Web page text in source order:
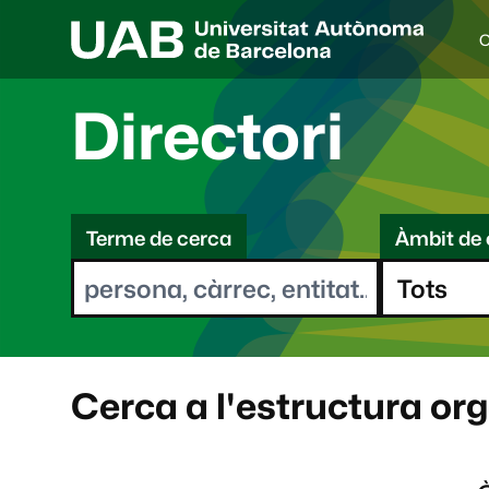
I
d
i
a
e
l
e
o
t
Directori
C
eTerme de cerca Àmbit de
Cerca a l'estructura